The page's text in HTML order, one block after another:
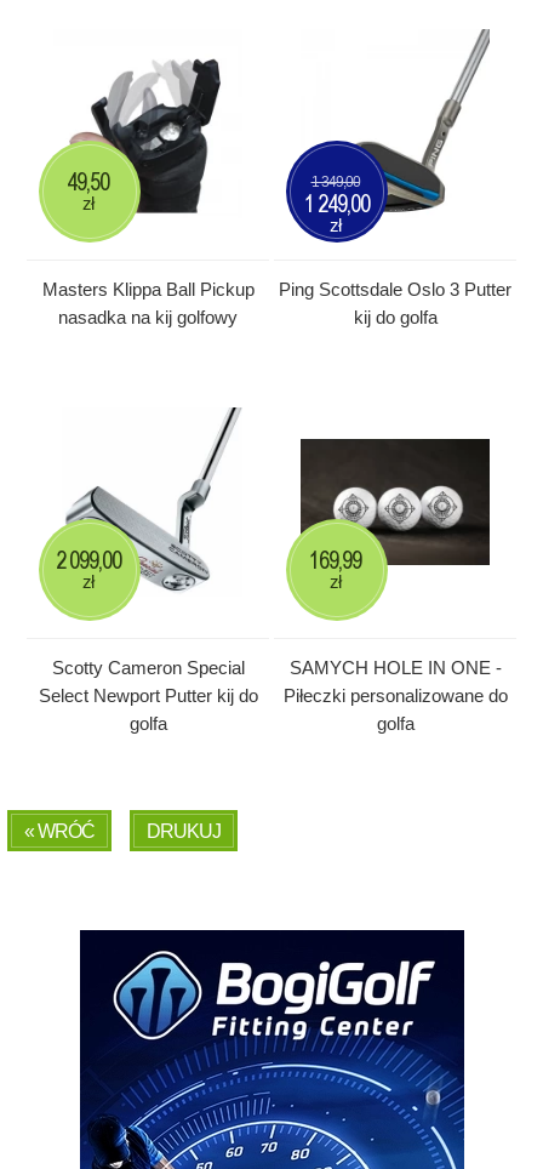
Masters Klippa Ball Pickup
nasadka na kij golfowy
49,50
zł
Ping Scottsdale Oslo 3 Putter
kij do golfa
1 349,00
1 249,00
zł
Scotty Cameron Special
Select Newport Putter kij do
golfa
2 099,00
zł
SAMYCH HOLE IN ONE -
Piłeczki personalizowane do
golfa
169,99
zł
« WRÓĆ DRUKUJ